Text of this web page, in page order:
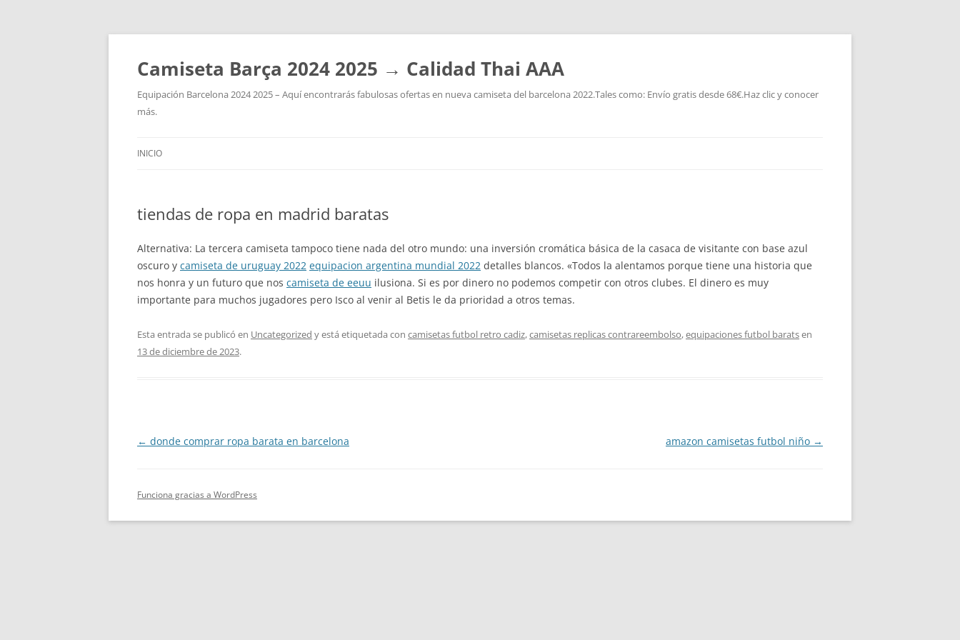
Camiseta Barça 2024 2025 → Calidad Thai AAA
Equipación Barcelona 2024 2025 – Aquí encontrarás fabulosas ofertas en nueva camiseta del barcelona 2022.Tales como: Envío gratis desde 68€.Haz clic y conocer
más.
INICIO
tiendas de ropa en madrid baratas
Alternativa: La tercera camiseta tampoco tiene nada del otro mundo: una inversión cromática básica de la casaca de visitante con base azul
oscuro y camiseta de uruguay 2022 equipacion argentina mundial 2022 detalles blancos. «Todos la alentamos porque tiene una historia que
nos honra y un futuro que nos camiseta de eeuu ilusiona. Si es por dinero no podemos competir con otros clubes. El dinero es muy
importante para muchos jugadores pero Isco al venir al Betis le da prioridad a otros temas.
Esta entrada se publicó en Uncategorized y está etiquetada con camisetas futbol retro cadiz,camisetas replicas contrareembolso,equipaciones futbol baratsen
13 de diciembre de 2023.
Navegación
← donde comprar ropa barata en barcelona amazon camisetas futbol niño →
Funciona gracias a WordPress